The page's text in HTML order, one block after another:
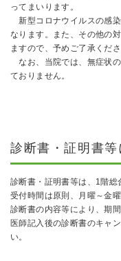
ってまいります。
新型コロナウイルスの感
なります。また、その他の
ますので、予めご了承くださ
なお、当院では、無症状
ておりません。
診断書・証明書等
診断書・証明書等は、1階総
受付時間は原則、月曜～金
診断書の内容等により、期
医師記入後の診断書のキャ
い。